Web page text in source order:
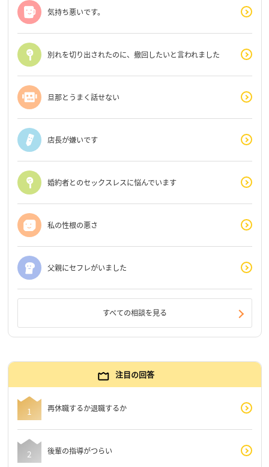
気持ち悪いです。
別れを切り出されたのに、撤回したいと言われました
旦那とうまく話せない
店長が嫌いです
婚約者とのセックスレスに悩んでいます
私の性根の悪さ
父親にセフレがいました
すべての相談を見る
注目の回答
再休職するか退職するか
後輩の指導がつらい